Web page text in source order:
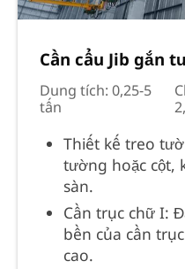
Cần cẩu Jib gắn
Dung tích: 0,25-5
tấn
Thiết kế treo
tường hoặc cột,
sàn.
Cần trục chữ I:
bền của cần
cao.